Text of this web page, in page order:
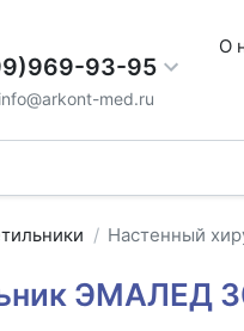
93-95
med.ru
О
Настенный
ЭМАЛЕД